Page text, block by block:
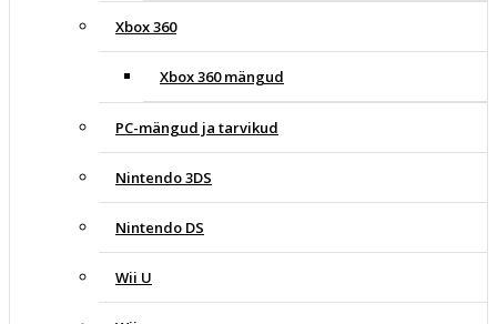
Xbox 360
Xbox 360 mängud
PC-mängud ja tarvikud
Nintendo 3DS
Nintendo DS
Wii U